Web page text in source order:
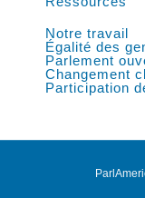
Notre travail
Égalité des
Parlement
Changement
Participation